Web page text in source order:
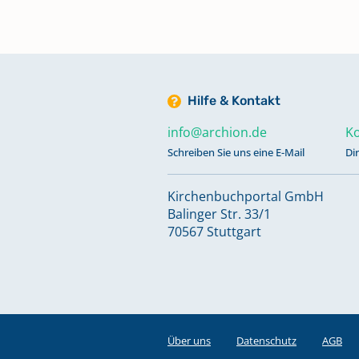
1852
Register Trauungen 1641-1695
Register Trauungen 1751-1804
Register Trauungen A-L 1854-
Hilfe & Kontakt
info@archion.de
Schreiben Sie uns eine E-Mail
Kirchenbuchportal GmbH
Balinger Str. 33/1
70567 Stuttgart
Über uns Datenschutz AGB